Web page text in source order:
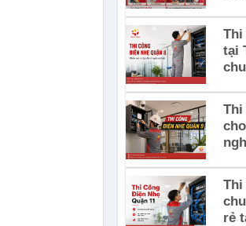
Thi
tại
Thi
Thi
rẻ